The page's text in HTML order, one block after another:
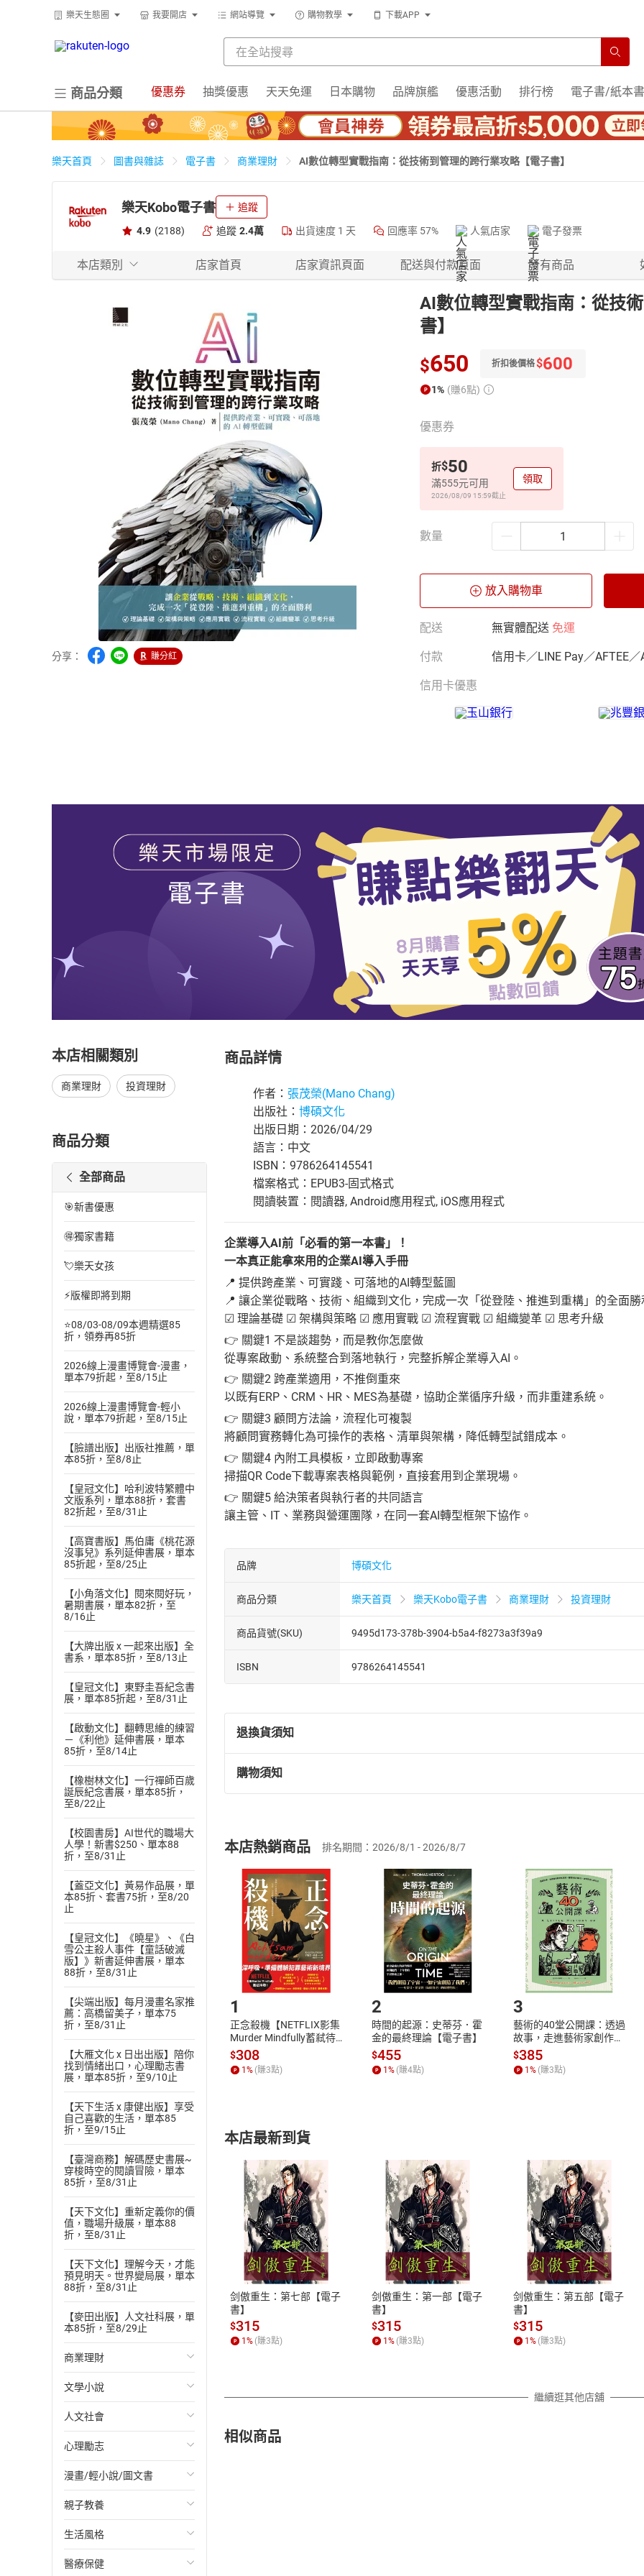
樂天生態圈 我要開店 網站導覽 購物教學 下載APP
商品分類 優惠券 抽獎優惠 天天免運 日本購物 品牌旗艦 優惠活動 排行榜 電子書/紙本書
樂天首頁 圖書與雜誌 電子書 商業理財 AI數位轉型實戰指南：從技術到管理的跨行業攻略【電子書】
樂天Kobo電子書 追蹤
4.9 (2188) 追蹤 2.4萬 出貨速度 1 天 回應率 57% 人氣店家 電子發票
本店類別 店家首頁 店家資訊頁面 配送與付款頁面 所有商品
分享： 賺分紅
AI數位轉型實戰指南：從技
書】
$650 折扣後價格$600
1% (賺6點)
優惠券
折$50
滿555元可用
2026/08/09 15:59截止
領取
數量
放入購物車
配送 無實體配送 免運
付款 信用卡／LINE Pay／AFTEE／
信用卡優惠
本店相關類別
商業理財 投資理財
商品分類
全部商品
🎯新書優惠
🉐獨家書籍
💘樂天女孩
⚡版權即將到期
⭐08/03-08/09本週精選85
折，領券再85折
2026線上漫畫博覽會-漫畫，
單本79折起，至8/15止
2026線上漫畫博覽會-輕小
說，單本79折起，至8/15止
【臉譜出版】出版社推薦，單
本85折，至8/8止
【皇冠文化】哈利波特繁體中
文版系列，單本88折，套書
82折起，至8/31止
【高寶書版】馬伯庸《桃花源
沒事兒》系列延伸書展，單本
85折起，至8/25止
【小角落文化】閱來閱好玩，
暑期書展，單本82折，至
8/16止
【大牌出版 x 一起來出版】全
書系，單本85折，至8/13止
【皇冠文化】東野圭吾紀念書
展，單本85折起，至8/31止
【啟動文化】翻轉思維的練習
－《利他》延伸書展，單本
85折，至8/14止
【橡樹林文化】一行禪師百歲
誕辰紀念書展，單本85折，
至8/22止
【校園書房】AI世代的職場大
人學！新書$250、單本88
折，至8/31止
【蓋亞文化】黃易作品展，單
本85折、套書75折，至8/20
止
【皇冠文化】《曉星》、《白
雪公主殺人事件【童話破滅
版】》新書延伸書展，單本
88折，至8/31止
【尖端出版】每月漫畫名家推
薦：高橋留美子，單本75
折，至8/31止
【大雁文化 x 日出出版】陪你
找到情緒出口，心理勵志書
展，單本85折，至9/10止
【天下生活 x 康健出版】享受
自己喜歡的生活，單本85
折，至9/15止
【臺灣商務】解碼歷史書展~
穿梭時空的閱讀冒險，單本
85折，至8/31止
【天下文化】重新定義你的價
值，職場升級展，單本88
折，至8/31止
【天下文化】理解今天，才能
預見明天。世界變局展，單本
88折，至8/31止
【麥田出版】人文社科展，單
本85折，至8/29止
商業理財
投資理財
經濟/趨勢
財務/金融
管理/領導
職場工作術
成功法
行銷/廣告
文學小說
歐美文學
日本文學
韓國文學
華文文學
經典文學
成長/家庭生活小說
人文社會
國際關係
政治
社會科學
台灣/中國歷史
日/韓歷史
心理勵志
心靈成長/情緒
人際關係
兩性關係
心理學
漫畫/輕小說/圖文書
輕小說
奇幻/科幻
愛情故事
親子教養
教育現場
兒童文學/故事
生活風格
飲食/食譜
醫療保健
商品詳情
作者： 張茂榮(Mano Chang)
出版社： 博碩文化
出版日期：2026/04/29
語言：中文
ISBN：9786264145541
檔案格式：EPUB3-固式格式
閱讀裝置：閱讀器, Android應用程式, iOS應用程式
企業導入AI前「必看的第一本書」！
一本真正能拿來用的企業AI導入手冊
📍 提供跨產業、可實踐、可落地的AI轉型藍圖
📍 讓企業從戰略、技術、組織到文化，完成一次「從登陸、推進到重構」的全面勝
☑ 理論基礎 ☑ 架構與策略 ☑ 應用實戰 ☑ 流程實戰 ☑ 組織變革 ☑ 思考升級
👉 關鍵1 不是談趨勢，而是教你怎麼做
從專案啟動、系統整合到落地執行，完整拆解企業導入AI。
👉 關鍵2 跨產業適用，不推倒重來
以既有ERP、CRM、HR、MES為基礎，協助企業循序升級，而非重建系統。
👉 關鍵3 顧問方法論，流程化可複製
將顧問實務轉化為可操作的表格、清單與架構，降低轉型試錯成本。
👉 關鍵4 內附工具模板，立即啟動專案
掃描QR Code下載專案表格與範例，直接套用到企業現場。
👉 關鍵5 給決策者與執行者的共同語言
讓主管、IT、業務與營運團隊，在同一套AI轉型框架下協作。
品牌 博碩文化
商品分類 樂天首頁 樂天Kobo電子書 商業理財 投資理財
商品貨號(SKU) 9495d173-378b-3904-b5a4-f8273a3f39a9
ISBN 9786264145541
退換貨須知
退換貨規定：
(一)依消費者保護法第19條第1項後段暨通訊交易解除權合理例外情事適用
(二)消費者訂購本店鋪之商品即代表知悉本店鋪所銷售之商品為電子書，
且已下載/存取電子書，不得請求退貨退款。
退貨方式：您欲取消訂單或辦理退貨時，請登入樂天市場，並於「我的訂單
貨」，本店鋪將依您的申請進行審核，待審核通過後將為您辦理退款事宜。
請注意，樂天市場須以整筆訂單為單位進行取消/退貨，恕無法以單支商品取
購物須知
挑選商品
Choose
放入購物車
Shopping cart
登入帳號
Login
購書後，如何開始使用？
Step1.選擇閱讀載具 Step2.登入
付款方式
ATM轉帳、信用卡、LINE PAY、AFTEE
退換貨規範
本店是否提供消費者保護法七日猶
之權利，遽消費者保護法及通訊交
除權合理例外情事適用準則，依商
質各有不同規定。詳細退換貨說明
照各商品說明。
本店熱銷商品 排名期間：2026/8/1 - 2026/8/7
1
正念殺機【NETFLIX影集
Murder Mindfully蓄弒待
發】【電子書】
$308
1% (賺3點)
2
時間的起源：史蒂芬．霍
金的最終理論【電子書】
$455
1% (賺4點)
3
藝術的40堂公開課：透過
故事，走進藝術家創作現
場，看藝術如何誕生、如
何形塑人類生活【電子
書】
$385
1% (賺3點)
本店最新到貨
剑傲重生：第七部【電子
書】
$315
1 % (賺3點)
剑傲重生：第一部【電子
書】
$315
1 % (賺3點)
剑傲重生：第五部【電子
書】
$315
1 % (賺3點)
繼續逛其他店舖
相似商品